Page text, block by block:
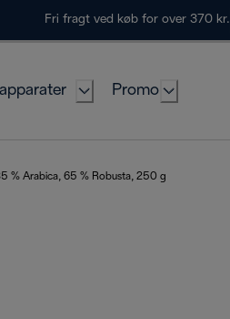
Fri fragt ved køb for over 370 kr.
Promo
% Arabica, 65 % Robusta, 250 g